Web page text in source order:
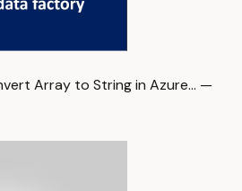
Array to String in Azure… —